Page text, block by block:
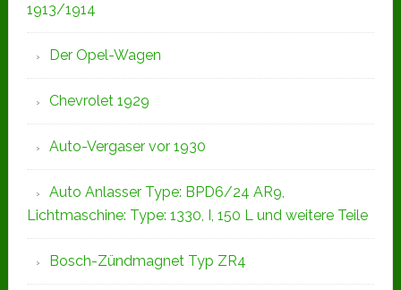
1913/1914
Der Opel-Wagen
Chevrolet 1929
Auto-Vergaser vor 1930
Auto Anlasser Type: BPD6/24 AR9,
Lichtmaschine: Type: 1330, I, 150 L und weitere Teile
Bosch-Zündmagnet Typ ZR4